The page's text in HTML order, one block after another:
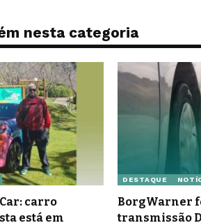
nesta categoria
carro
está em
DESTAQUE
BorgWarner
transmissão